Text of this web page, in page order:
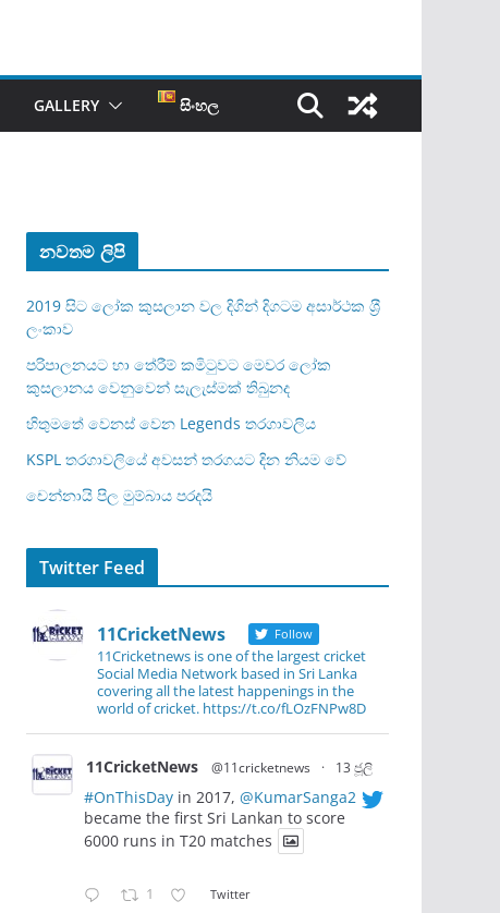
GALLERY සිංහල
නවතම ලිපි
2019 සිට ලෝක කුසලාන වල දිගින් දිගටම අසාර්ථක ශ‍්‍රී
ලංකාව
පරිපාලනයට හා තේරීම් කමිටුවට මෙවර ලෝක
කුසලානය වෙනුවෙන් සැලැස්මක් තිබුනද
හිතුමතේ වෙනස් වෙන Legends තරගාවලිය
KSPL තරගාවලියේ අවසන් තරගයට දින නියම වේ
චෙන්නායි පිල මුම්බාය පරදයි
Twitter Feed
11CricketNews Follow
11Cricketnews is one of the largest cricket
Social Media Network based in Sri Lanka
covering all the latest happenings in the
world of cricket. https://t.co/fLOzFNPw8D
11CricketNews @11cricketnews · 13 ජූලි
#OnThisDay in 2017, @KumarSanga2
became the first Sri Lankan to score
6000 runs in T20 matches
1 Twitter